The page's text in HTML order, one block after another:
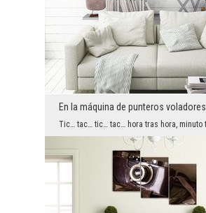
En la máquina de punteros voladores